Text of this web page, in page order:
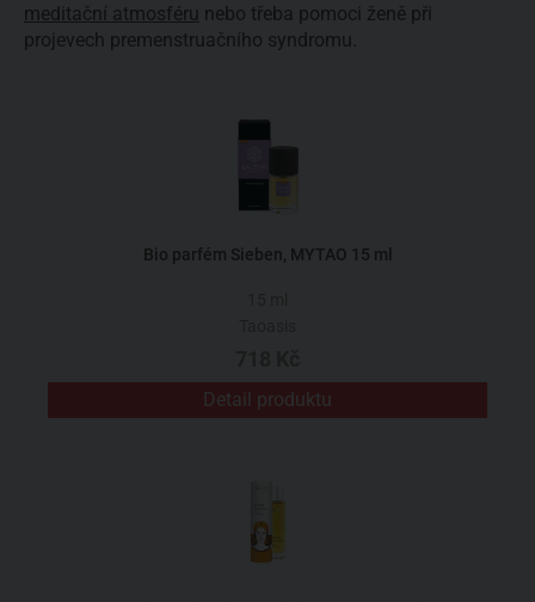
meditační atmosféru nebo třeba pomoci ženě při
projevech premenstruačního syndromu.
Bio parfém Sieben, MYTAO 15 ml
Detail produktu